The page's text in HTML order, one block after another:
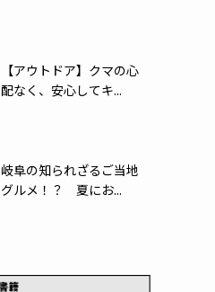
【アウトドア】クマの心
配なく、安心してキ...
岐阜の知られざるご当地
グルメ！？ 夏にお...